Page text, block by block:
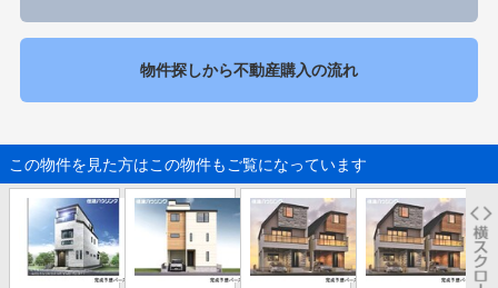
物件探しから不動産購入の流れ
この物件を見た方はこの物件もご覧になっています